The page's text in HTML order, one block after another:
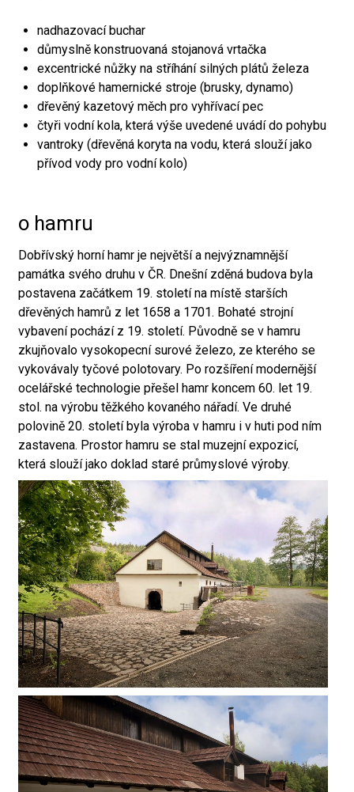
nadhazovací buchar
důmyslně konstruovaná stojanová vrtačka
excentrické nůžky na stříhání silných plátů železa
doplňkové hamernické stroje (brusky, dynamo)
dřevěný kazetový měch pro vyhřívací pec
čtyři vodní kola, která výše uvedené uvádí do pohybu
vantroky (dřevěná koryta na vodu, která slouží jako
přívod vody pro vodní kolo)
o hamru
Dobřívský horní hamr je největší a nejvýznamnější
památka svého druhu v ČR. Dnešní zděná budova byla
postavena začátkem 19. století na místě starších
dřevěných hamrů z let 1658 a 1701. Bohaté strojní
vybavení pochází z 19. století. Původně se v hamru
zkujňovalo vysokopecní surové železo, ze kterého se
vykovávaly tyčové polotovary. Po rozšíření modernější
ocelářské technologie přešel hamr koncem 60. let 19.
stol. na výrobu těžkého kovaného nářadí. Ve druhé
polovině 20. století byla výroba v hamru i v huti pod ním
zastavena. Prostor hamru se stal muzejní expozicí,
která slouží jako doklad staré průmyslové výroby.